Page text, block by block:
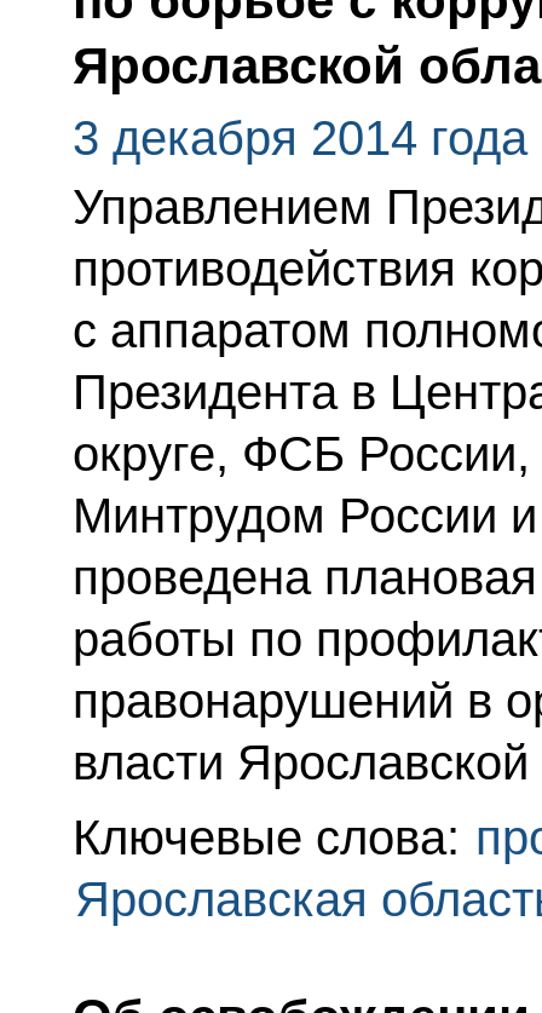
Ярославской
3 декабря 2014 года
Управлением
противодействия
с аппаратом
Президента в
округе, ФСБ России,
Минтрудом России
проведена
работы по
правонарушений в
власти Ярославской
Ключевые слова:
Ярославская